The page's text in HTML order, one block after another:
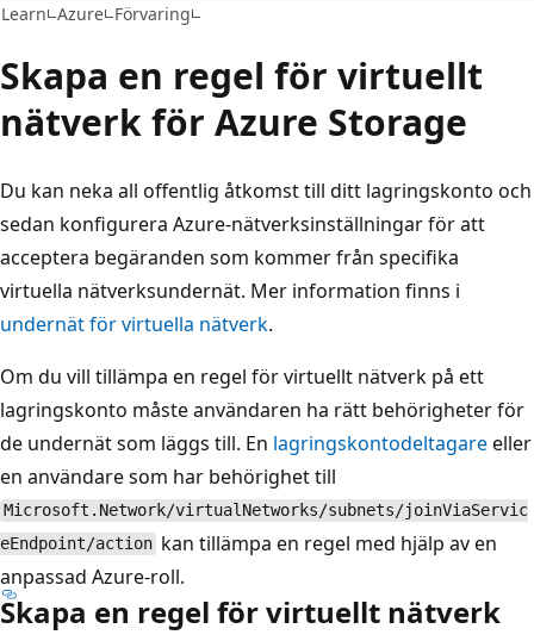
Learn Azure Förvaring
Skapa en regel för virtuellt
nätverk för Azure Storage
Du kan neka all offentlig åtkomst till ditt lagringskonto och
sedan konfigurera Azure-nätverksinställningar för att
acceptera begäranden som kommer från specifika
virtuella nätverksundernät. Mer information finns i
undernät för virtuella nätverk.
Om du vill tillämpa en regel för virtuellt nätverk på ett
lagringskonto måste användaren ha rätt behörigheter för
de undernät som läggs till. En lagringskontodeltagareeller
en användare som har behörighet till
Microsoft.Network/virtualNetworks/subnets/joinViaServic
eEndpoint/action kan tillämpa en regel med hjälp av en
anpassad Azure-roll.
Skapa en regel för virtuellt nätverk